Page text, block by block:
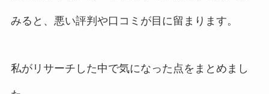
みると、悪い評判や口コミが目に留まります。
私がリサーチした中で気になった点をまとめまし